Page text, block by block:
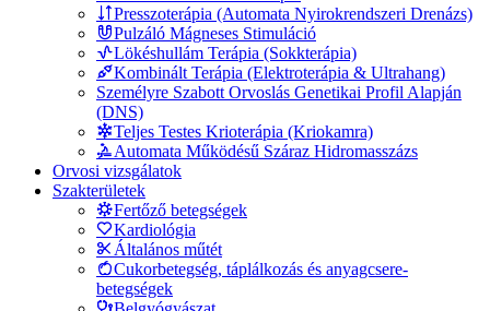
Presszoterápia (Automata Nyirokrendszeri Drenázs)
Pulzáló Mágneses Stimuláció
Lökéshullám Terápia (Sokkterápia)
Kombinált Terápia (Elektroterápia & Ultrahang)
Személyre Szabott Orvoslás Genetikai Profil Alapján
(DNS)
Teljes Testes Krioterápia (Kriokamra)
Automata Működésű Száraz Hidromasszázs
Orvosi vizsgálatok
Szakterületek
Fertőző betegségek
Kardiológia
Általános műtét
Cukorbetegség, táplálkozás és anyagcsere-
betegségek